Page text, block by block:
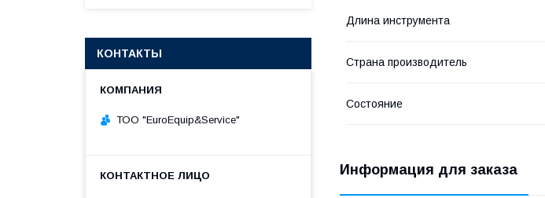
Длина инструмента
Страна производитель
Состояние
Информация для заказа
КОНТАКТЫ
ТОО "ЕurоЕquip&Sеrviсе"